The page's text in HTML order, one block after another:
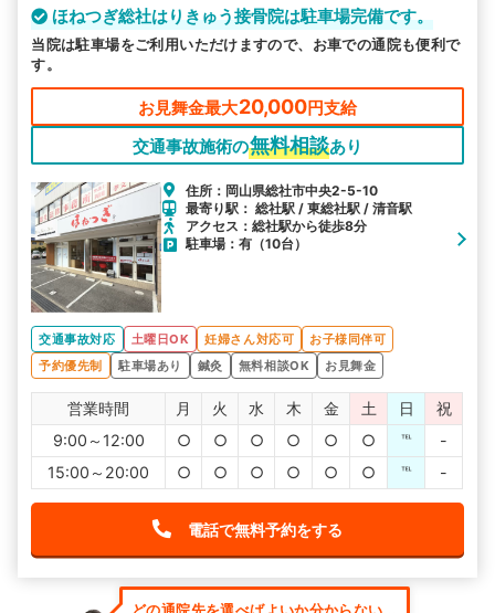
ほねつぎ総社はりきゅう接骨院は駐車場完備です。
当院は駐車場をご利用いただけますので、お車での通院も便利で
す。
お見舞金最大20,000円支給
交通事故施術の無料相談あり
住所：岡山県総社市中央2-5-10
最寄り駅： 総社駅 / 東総社駅 / 清音駅
アクセス：総社駅から徒歩8分
駐車場：有（10台）
交通事故対応 土曜日OK 妊婦さん対応可
お子様同伴可
予約優先制
駐車場あり 鍼灸 無料相談OK お見舞金
営業時間 月 火 水 木 金 土 日
祝
9:00～12:00
○ ○ ○ ○ ○ ○ ℡
-
15:00～20:00
○ ○ ○ ○ ○ ○ ℡ -
電話で無料予約をする